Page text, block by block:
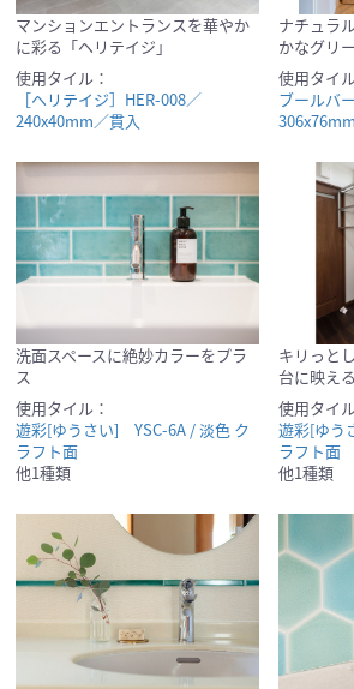
マンションエントランスを華やか
に彩る「ヘリテイジ」
使用タイル：
［ヘリテイジ］HER-008／
240x40mm／貫入
ナチュラ
かなグリ
使用タイ
ブールバ
306x76mm
洗面スペースに絶妙カラーをプラ
ス
使用タイル：
遊彩[ゆうさい] YSC-6A / 淡色 ク
ラフト面
他1種類
キリっと
台に映え
使用タイ
遊彩[ゆう
ラフト面
他1種類